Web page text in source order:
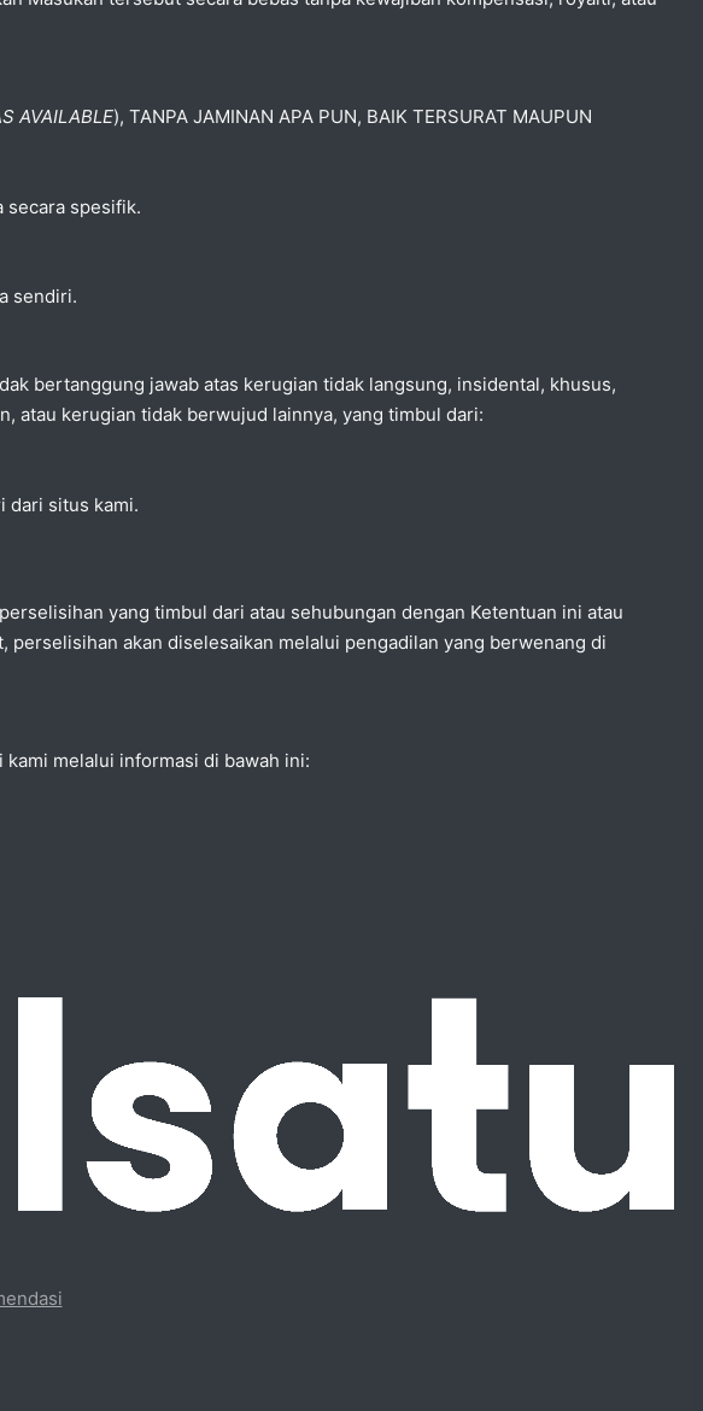
AVAILABLE), TANPA JAMINAN APA PUN, BAIK TERSURAT MAUPUN
secara spesifik.
sendiri.
bertanggung jawab atas kerugian tidak langsung, insidental, khusus,
atau kerugian tidak berwujud lainnya, yang timbul dari:
dari situs kami.
yang timbul dari atau sehubungan dengan Ketentuan ini atau
perselisihan akan diselesaikan melalui pengadilan yang berwenang di
melalui informasi di bawah ini: